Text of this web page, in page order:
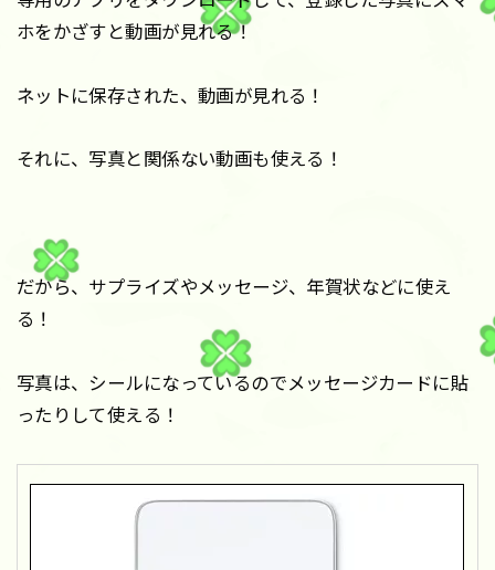
ホをかざすと動画が見れる！
ネットに保存された、動画が見れる！
それに、写真と関係ない動画も使える！
だから、サプライズやメッセージ、年賀状などに使え
る！
写真は、シールになっているのでメッセージカードに貼
ったりして使える！